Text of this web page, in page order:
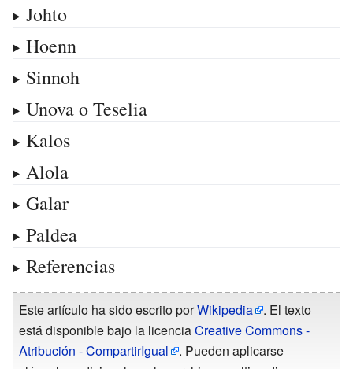
Johto
Hoenn
Sinnoh
Unova o Teselia
Kalos
Alola
Galar
Paldea
Referencias
Este artículo ha sido escrito porWikipedia
. El texto
está disponible bajo la licenciaCreative Commons -
Atribución - CompartirIgual
. Pueden aplicarse